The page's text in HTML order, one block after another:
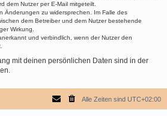
dem Nutzer per E-Mail mitgeteilt.
Änderungen zu widersprechen. Im Falle des
dem Betreiber und dem Nutzer bestehende
Wirkung.
und verbindlich, wenn der Nutzer den
mit deinen persönlichen Daten sind in der
Alle Zeiten sind UTC+02:00